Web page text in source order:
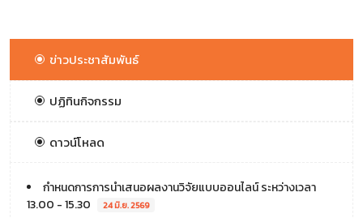
ข่าวประชาสัมพันธ์
ปฏิทินกิจกรรม
ดาวน์โหลด
กำหนดการการนำเสนอผลงานวิจัยแบบออนไลน์ ระหว่างเวลา
13.00 - 15.30
24 มิ.ย. 2569